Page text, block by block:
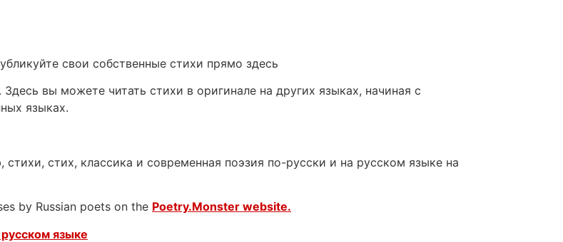
свои собственные стихи прямо здесь
вы можете читать стихи в оригинале на других языках, начиная с
языках.
стих, классика и современная поэзия по-русски и на русском языке на
by Russian poets on the Poetry.Monster website.
языке